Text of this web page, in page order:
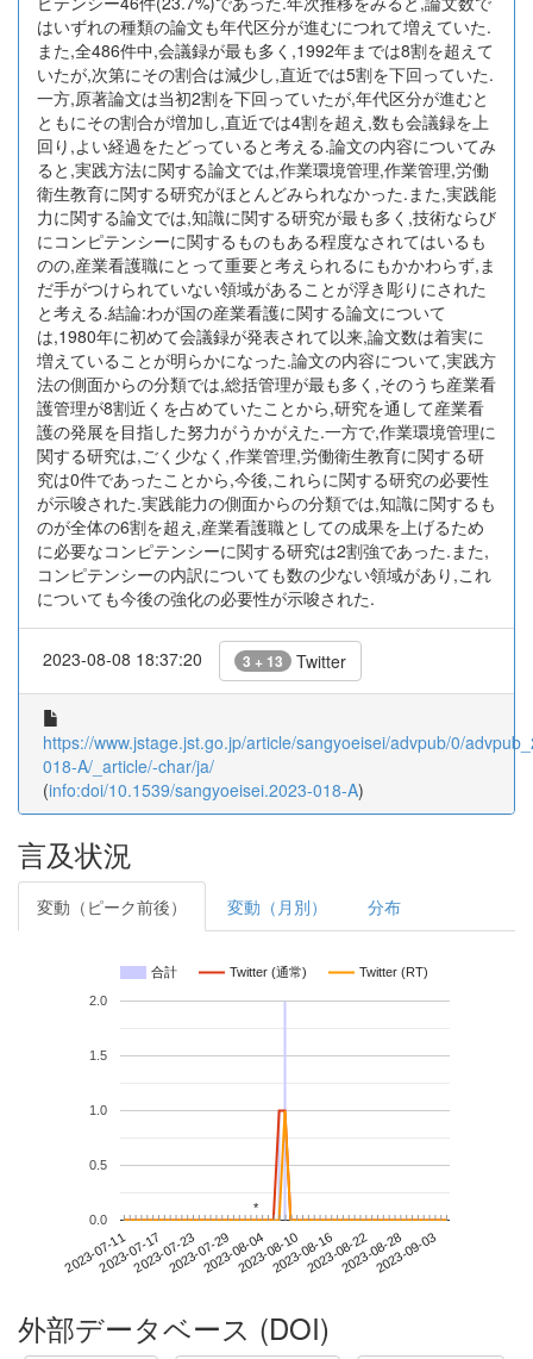
はいずれの種類の論文も年代区分が進むにつれて増えていた.
また,全486件中,会議録が最も多く,1992年までは8割を超えて
いたが,次第にその割合は減少し,直近では5割を下回っていた.
一方,原著論文は当初2割を下回っていたが,年代区分が進むと
ともにその割合が増加し,直近では4割を超え,数も会議録を上
回り,よい経過をたどっていると考える.論文の内容についてみ
ると,実践方法に関する論文では,作業環境管理,作業管理,労働
衛生教育に関する研究がほとんどみられなかった.また,実践能
力に関する論文では,知識に関する研究が最も多く,技術ならび
にコンピテンシーに関するものもある程度なされてはいるも
のの,産業看護職にとって重要と考えられるにもかかわらず,ま
だ手がつけられていない領域があることが浮き彫りにされた
と考える.結論:わが国の産業看護に関する論文について
は,1980年に初めて会議録が発表されて以来,論文数は着実に
増えていることが明らかになった.論文の内容について,実践方
法の側面からの分類では,総括管理が最も多く,そのうち産業看
護管理が8割近くを占めていたことから,研究を通して産業看
護の発展を目指した努力がうかがえた.一方で,作業環境管理に
関する研究は,ごく少なく,作業管理,労働衛生教育に関する研
究は0件であったことから,今後,これらに関する研究の必要性
が示唆された.実践能力の側面からの分類では,知識に関するも
のが全体の6割を超え,産業看護職としての成果を上げるため
に必要なコンピテンシーに関する研究は2割強であった.また,
コンピテンシーの内訳についても数の少ない領域があり,これ
についても今後の強化の必要性が示唆された.
2023-08-08 18:37:20 3 + 13 Twitter
https://www.jstage.jst.go.jp/article/sangyoeisei/advpub/0/
018-A/_article/-char/ja/
(info:doi/10.1539/sangyoeisei.2023-018-A)
言及状況
変動（ピーク前後） 変動（月別） 分布
合計 Twitter (通常) Twitter (RT)
2023-07-112023-07-172023-07-232023-07-292023-08-042023-08-102023-08-162023-08-222023-08-282023-09-03
0.0
0.5
1.0
1.5
2.0
**
外部データベース (DOI)